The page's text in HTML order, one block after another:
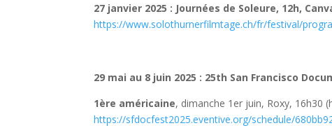
27 janvier 2025 : Journées de Soleure, 12h,
https://www.solothurnerfilmtage.ch/fr/festival/
29 mai au 8 juin 2025 : 25th San Francisco
1ère américaine, dimanche 1er juin, Roxy, 16h30
https://sfdocfest2025.eventive.org/schedule/